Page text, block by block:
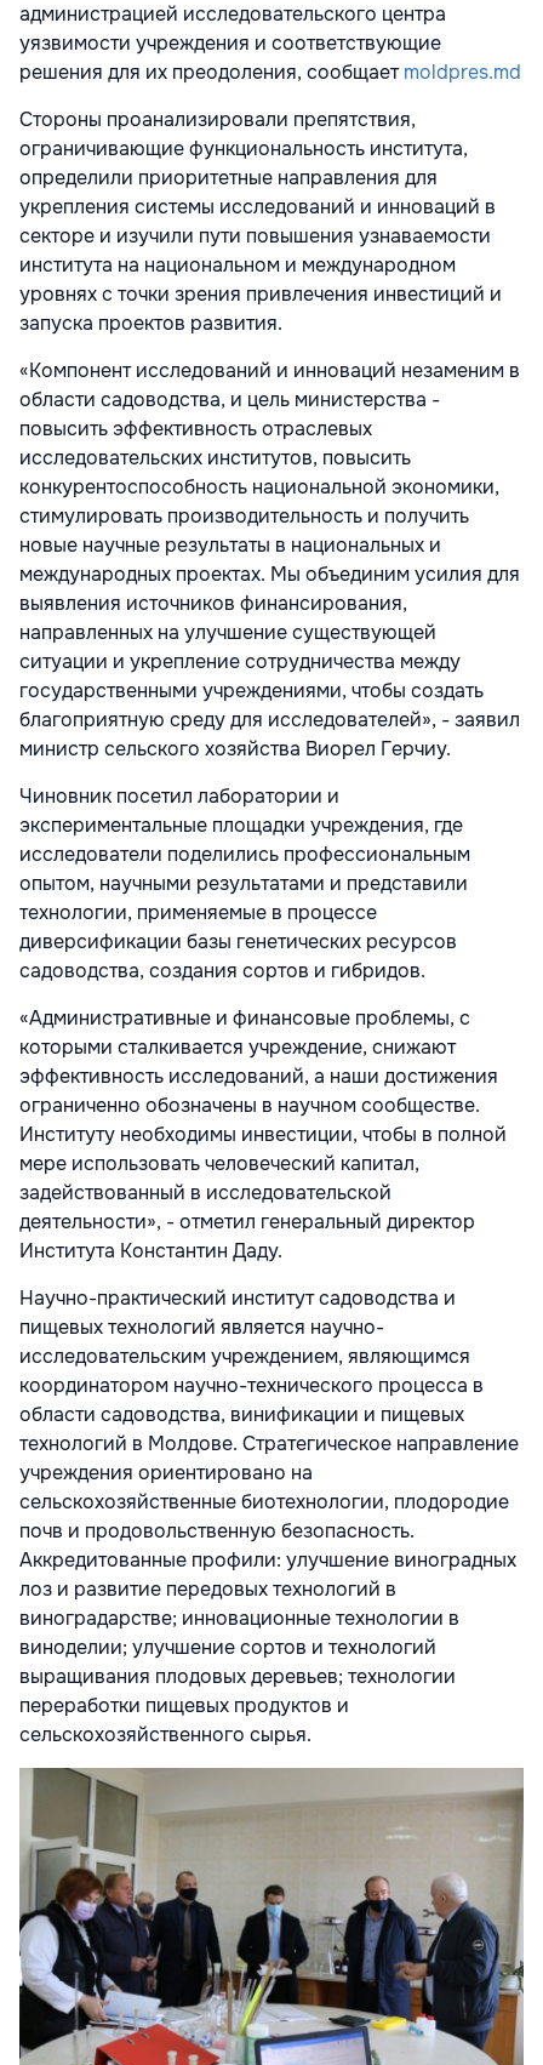
администрацией исследовательского центра
уязвимости учреждения и соответствующие
решения для их преодоления, сообщаетmoldpres.md
Стороны проанализировали препятствия,
ограничивающие функциональность института,
определили приоритетные направления для
укрепления системы исследований и инноваций в
секторе и изучили пути повышения узнаваемости
института на национальном и международном
уровнях с точки зрения привлечения инвестиций и
запуска проектов развития.
«Компонент исследований и инноваций незаменим в
области садоводства, и цель министерства -
повысить эффективность отраслевых
исследовательских институтов, повысить
конкурентоспособность национальной экономики,
стимулировать производительность и получить
новые научные результаты в национальных и
международных проектах. Мы объединим усилия для
выявления источников финансирования,
направленных на улучшение существующей
ситуации и укрепление сотрудничества между
государственными учреждениями, чтобы создать
благоприятную среду для исследователей», - заявил
министр сельского хозяйства Виорел Герчиу.
Чиновник посетил лаборатории и
экспериментальные площадки учреждения, где
исследователи поделились профессиональным
опытом, научными результатами и представили
технологии, применяемые в процессе
диверсификации базы генетических ресурсов
садоводства, создания сортов и гибридов.
«Административные и финансовые проблемы, с
которыми сталкивается учреждение, снижают
эффективность исследований, а наши достижения
ограниченно обозначены в научном сообществе.
Институту необходимы инвестиции, чтобы в полной
мере использовать человеческий капитал,
задействованный в исследовательской
деятельности», - отметил генеральный директор
Института Константин Даду.
Научно-практический институт садоводства и
пищевых технологий является научно-
исследовательским учреждением, являющимся
координатором научно-технического процесса в
области садоводства, винификации и пищевых
технологий в Молдове. Стратегическое направление
учреждения ориентировано на
сельскохозяйственные биотехнологии, плодородие
почв и продовольственную безопасность.
Аккредитованные профили: улучшение виноградных
лоз и развитие передовых технологий в
виноградарстве; инновационные технологии в
виноделии; улучшение сортов и технологий
выращивания плодовых деревьев; технологии
переработки пищевых продуктов и
сельскохозяйственного сырья.